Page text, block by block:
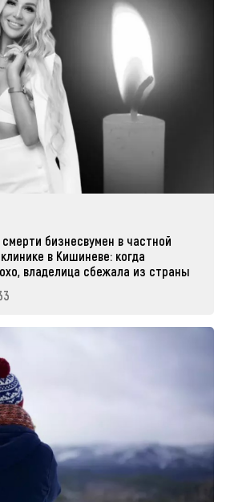
бизнесвумен в частной
в Кишиневе: когда
владелица сбежала из страны